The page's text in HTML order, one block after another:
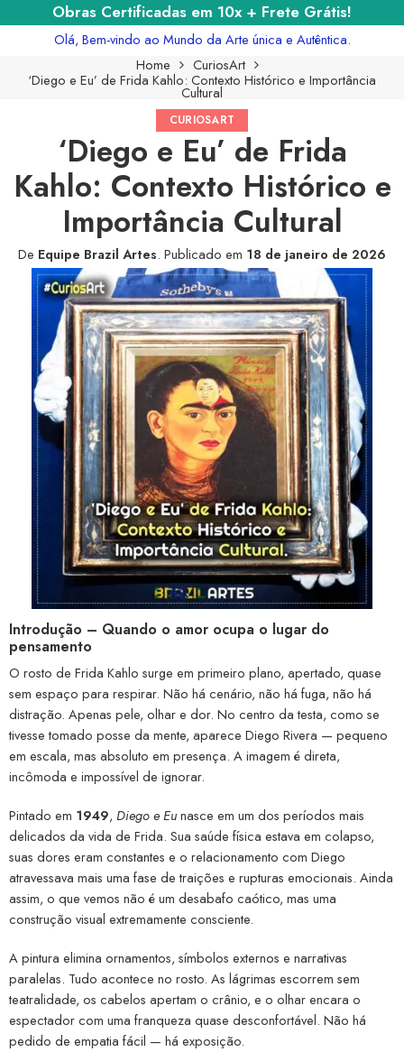
Obras Certificadas em 10x + Frete Grátis!
Olá, Bem-vindo ao Mundo da Arte única e Autêntica.
Home
CuriosArt
‘Diego e Eu’ de Frida Kahlo: Contexto Histórico e Importância
Cultural
CURIOSART
‘Diego e Eu’ de Frida
Kahlo: Contexto Histórico e
Importância Cultural
De Equipe Brazil Artes. Publicado em 18 de janeiro de 2026
Introdução – Quando o amor ocupa o lugar do
pensamento
O rosto de Frida Kahlo surge em primeiro plano, apertado, quase
sem espaço para respirar. Não há cenário, não há fuga, não há
distração. Apenas pele, olhar e dor. No centro da testa, como se
tivesse tomado posse da mente, aparece Diego Rivera — pequeno
em escala, mas absoluto em presença. A imagem é direta,
incômoda e impossível de ignorar.
Pintado em 1949, Diego e Eunasce em um dos períodos mais
delicados da vida de Frida. Sua saúde física estava em colapso,
suas dores eram constantes e o relacionamento com Diego
atravessava mais uma fase de traições e rupturas emocionais. Ainda
assim, o que vemos não é um desabafo caótico, mas uma
construção visual extremamente consciente.
A pintura elimina ornamentos, símbolos externos e narrativas
paralelas. Tudo acontece no rosto. As lágrimas escorrem sem
teatralidade, os cabelos apertam o crânio, e o olhar encara o
espectador com uma franqueza quase desconfortável. Não há
pedido de empatia fácil — há exposição.